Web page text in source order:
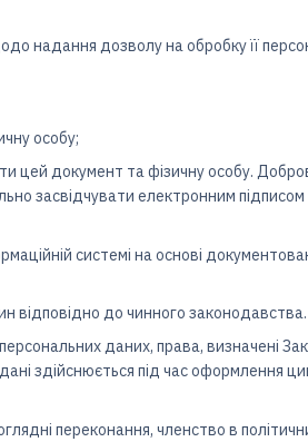
надання дозволу на обробку її
особу;
цей документ та фізичну особу.
засвідчувати електронним підписом
системі на основі
відповідно до чинного законодавства.
даних, права, визначені
здійснюється під час оформлення
переконання, членство в